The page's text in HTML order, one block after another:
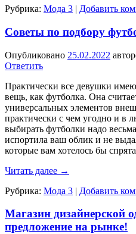
Рубрика: Мода 3 | Добавить
Советы по подбору
Опубликовано 25.02.2022
Ответить
Практически все девушки
вещь, как футболка. Она
универсальных элементов
практически с чем угодно и в
выбирать футболки надо
испортила ваш облик и не
которые вам хотелось бы
Читать далее →
Рубрика: Мода 3 | Добавить
Магазин дизайнерской
предложение на рынке!